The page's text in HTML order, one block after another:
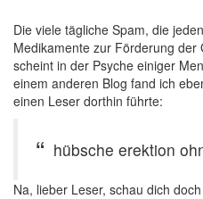
Die viele tägliche Spam, die
Medikamente zur Förderung
scheint in der Psyche einiger
einem anderen Blog fand ich
einen Leser dorthin führte:
hübsche erektion
Na, lieber Leser, schau dich